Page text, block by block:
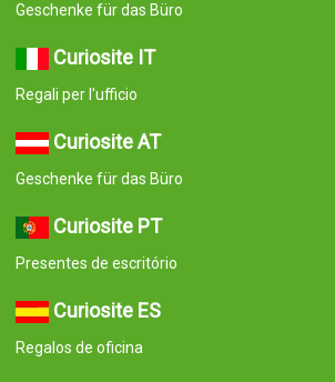
Geschenke für das Büro
Curiosite IT
Regali per l'ufficio
Curiosite AT
Geschenke für das Büro
Curiosite PT
Presentes de escritório
Curiosite ES
Regalos de oficina